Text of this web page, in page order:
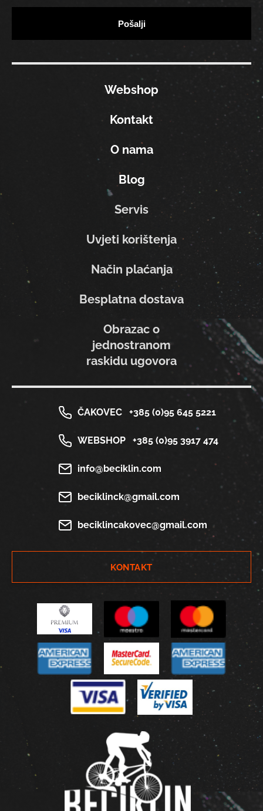
Webshop
Kontakt
O nama
Blog
Servis
Uvjeti korištenja
Način plaćanja
Besplatna dostava
Obrazac o
jednostranom
raskidu ugovora
ČAKOVEC +385 (0)95 645 5221
WEBSHOP +385 (0)95 3917 474
info@beciklin.com
beciklinck@gmail.com
beciklincakovec@gmail.com
KONTAKT